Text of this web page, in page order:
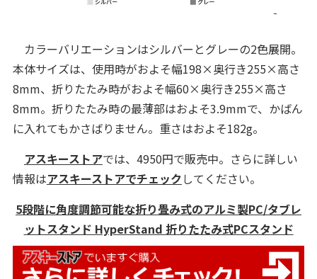
カラーバリエーションはシルバーとグレーの2色展開。
本体サイズは、使用時がおよそ幅198×奥行き255×高さ
8mm、折りたたみ時がおよそ幅60×奥行き255×高さ
8mm。折りたたみ時の最薄部はおよそ3.9mmで、かばん
に入れてもかさばりません。重さはおよそ182g。
アスキーストアでは、4950円で販売中。さらに詳しい
情報はアスキーストアでチェックしてください。
5段階に角度調節可能な折り畳み式のアルミ製PC/タブレ
ットスタンド HyperStand 折りたたみ式PCスタンド